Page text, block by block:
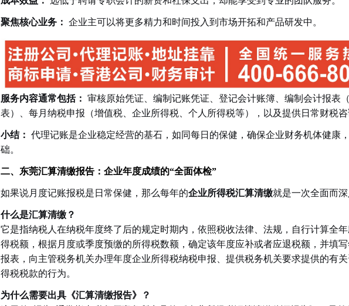
1 2
聚焦核心业务： 企业主可以将更多精力和时间投入到市场开拓和产品研发中。
服务内容通常包括： 审核原始凭证、编制记账凭证、登记会计账簿、编制会计报表
表）、每月纳税申报（增值税、企业所得税、个人所得税等），以及提供日常财税咨
小结： 代理记账是企业稳定经营的基石，如同每日的保健，确保企业财务机体健康
础。
二、东莞汇算清缴报告：企业年度成绩的“全面体检”
如果说月度记账报税是日常保健，那么每年的企业所得税汇算清缴就是一次全面而深
什么是汇算清缴？
它是指纳税人在纳税年度终了后的规定时期内，依照税收法律、法规，自行计算全
得税额，根据月度或季度预缴的所得税数额，确定该年度应补或者应退税额，并填
报表，向主管税务机关办理年度企业所得税纳税申报、提供税务机关要求提供的有
得税税款的行为。
为什么需要出具《汇算清缴报告》？